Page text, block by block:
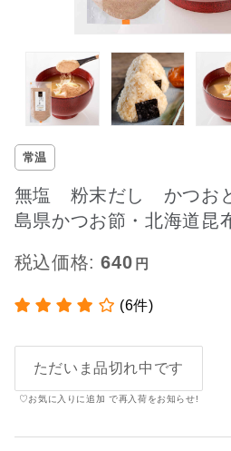
常温
無塩 粉末だし かつお
島県かつお節・北海道昆
税込価格:640
(6件)
ただいま品切れ中です
♡お気に入りに追加 で再入荷をお知らせ!